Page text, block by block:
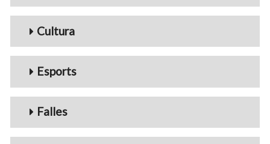
Cultura
Esports
Falles